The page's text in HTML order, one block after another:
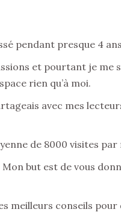
pendant presque 4
et pourtant je me
rien qu’à moi.
avec mes
de 8000 visites par
but est de vous
meilleurs conseils